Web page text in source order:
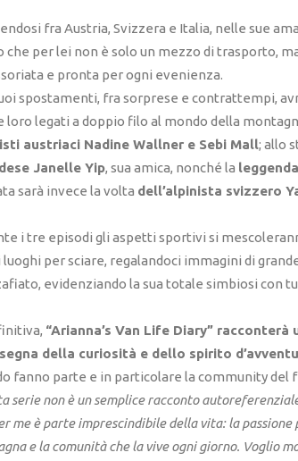
fra Austria, Svizzera e Italia, nelle sue
che per lei non è solo un mezzo di trasporto,
e pronta per ogni evenienza.
spostamenti, fra sorprese e contrattempi,
loro legati a doppio filo al mondo della
austriaci Nadine Wallner e Sebi Mall; allo
Janelle Yip, sua amica, nonché la
sarà invece la volta dell’alpinista svizzero
i tre episodi gli aspetti sportivi si
luoghi per sciare, regalandoci immagini di
evidenziando la sua totale simbiosi con
“Arianna’s Van Life Diary”
della curiosità e dello spirito
fanno parte e in particolare la community del
serie non è un semplice racconto
me è parte imprescindibile della vita: la
e la comunità che la vive ogni giorno. Voglio